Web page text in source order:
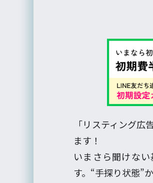
「リスティング
ます！
いまさら聞けな
す。“手探り状態”